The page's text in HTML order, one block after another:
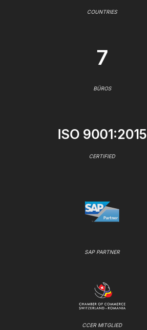
COUNTRIES
7
BÜROS
ISO 9001:2015
CERTIFIED
SAP PARTNER
CCER MITGLIED